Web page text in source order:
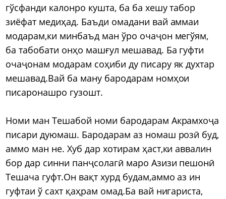
гўсфанди калонро кушта, ба ба хешу табор
зиёфат медиҳад. Баъди омадани вай аммаи
модарам,ки минбаъд ман ўро очаҷон мегўям,
ба табобати онҳо машғул мешавад. Ба гуфти
очаҷонам модарам соҳиби ду писару як духтар
мешавад.Вай ба ману бародарам номҳои
писаронашро гузошт.
Номи ман Тешабой номи бародарам Акрамхоҷа
писари дуюмаш. Бародарам аз номаш розӣ буд,
аммо ман не. Хуб дар хотирам ҳаст,ки аввалин
бор дар синни панҷсолагӣ маро Азизи пешонӣ
Тешача гуфт.Он вақт хурд будам,аммо аз ин
гуфтаи ў сахт қаҳрам омад.Ба вай нигариста,